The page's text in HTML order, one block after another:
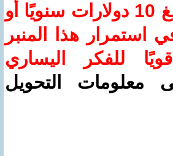
ساهم/ي معنا! بدعمكم بمبلغ 10 دولارات سنويًا أو
استمرار هذا المنبر
للفكر اليساري
معلومات التحويل